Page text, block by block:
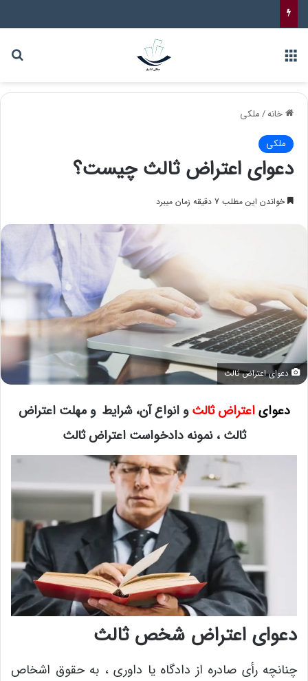
خانه/ملکی
ملکی
دعوای اعتراض ثالث چیست؟
خواندن این مطلب 7 دقیقه زمان میبرد
دعوای اعتراض ثالث
دعوایاعتراض ثالثو انواع آن، شرایط و مهلت اعتراض
ثالث ، نمونه دادخواست اعتراض ثالث
دعوای اعتراض شخص ثالث
چنانچه رأی صادره از دادگاه یا داوری ، به حقوق اشخاص